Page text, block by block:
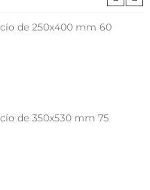
de 250x400 mm 60
de 350x530 mm 75